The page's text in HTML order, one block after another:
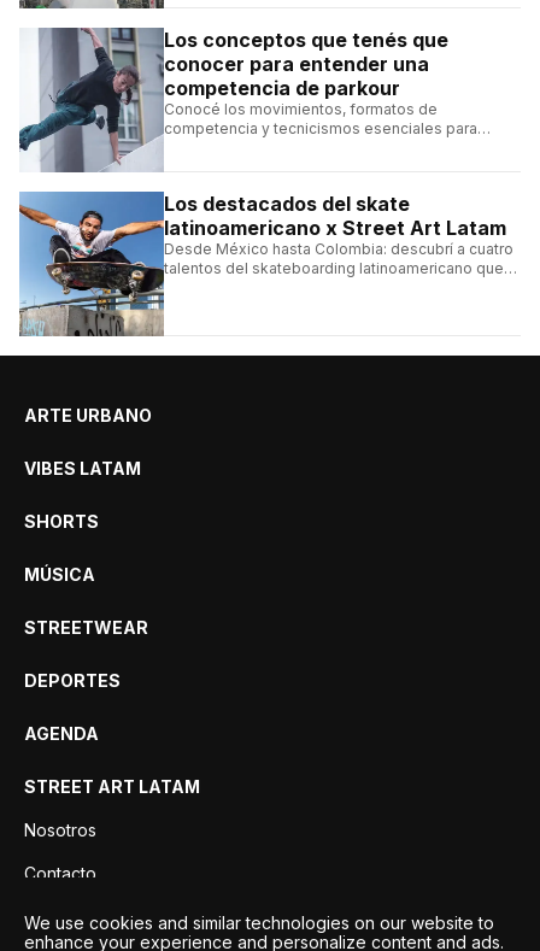
Los conceptos que tenés que
conocer para entender una
competencia de parkour
Conocé los movimientos, formatos de
competencia y tecnicismos esenciales para
Los destacados del skate
latinoamericano x Street Art Latam
Desde México hasta Colombia: descubrí a cuatro
talentos del skateboarding latinoamericano que
ARTE URBANO
VIBES LATAM
SHORTS
MÚSICA
STREETWEAR
DEPORTES
AGENDA
STREET ART LATAM
Nosotros
Contacto
Privacidad
We use cookies and similar technologies on our website to
enhance your experience and personalize content and ads.